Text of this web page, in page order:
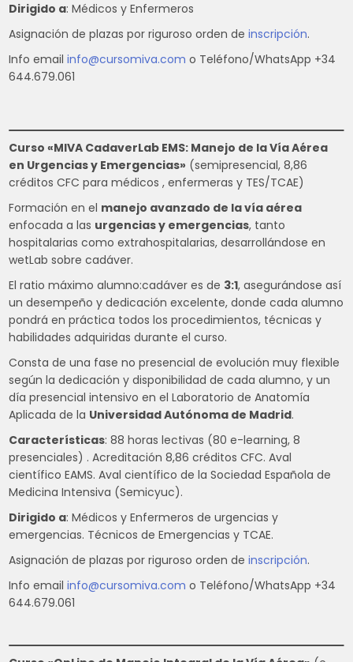
Dirigido a: Médicos y Enfermeros
Asignación de plazas por riguroso orden deinscripción.
Info emailinfo@cursomiva.com o Teléfono/WhatsApp +34
644.679.061
Curso «MIVA CadaverLab EMS: Manejo de la Vía Aérea
en Urgencias y Emergencias» (semipresencial, 8,86
créditos CFC para médicos , enfermeras y TES/TCAE)
Formación en el manejo avanzado de la vía aérea
enfocada a las urgencias y emergencias, tanto
hospitalarias como extrahospitalarias, desarrollándose en
wetLab sobre cadáver.
El ratio máximo alumno:cadáver es de 3:1, asegurándose así
un desempeño y dedicación excelente, donde cada alumno
pondrá en práctica todos los procedimientos, técnicas y
habilidades adquiridas durante el curso.
Consta de una fase no presencial de evolución muy flexible
según la dedicación y disponibilidad de cada alumno, y un
día presencial intensivo en el Laboratorio de Anatomía
Aplicada de la Universidad Autónoma de Madrid.
Características: 88 horas lectivas (80 e-learning, 8
presenciales) . Acreditación 8,86 créditos CFC. Aval
científico EAMS. Aval científico de la Sociedad Española de
Medicina Intensiva (Semicyuc).
Dirigido a: Médicos y Enfermeros de urgencias y
emergencias. Técnicos de Emergencias y TCAE.
Asignación de plazas por riguroso orden deinscripción.
Info emailinfo@cursomiva.com o Teléfono/WhatsApp +34
644.679.061